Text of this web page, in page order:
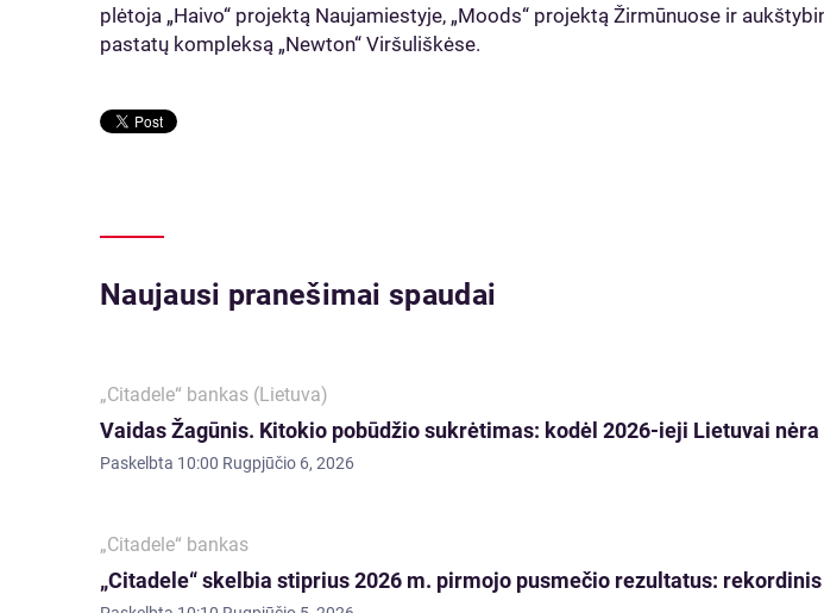
plėtoja „Haivo“ projektą Naujamiestyje, „Moods“ projektą Žirmūnuose ir
pastatų kompleksą „Newton“ Viršuliškėse.
Naujausi pranešimai spaudai
„Citadele“ bankas (Lietuva)
Vaidas Žagūnis. Kitokio pobūdžio sukrėtimas: kodėl 2026-ieji Lietuvai
Paskelbta 10:00 Rugpjūčio 6, 2026
„Citadele“ bankas
„Citadele“ skelbia stiprius 2026 m. pirmojo pusmečio rezultatus: